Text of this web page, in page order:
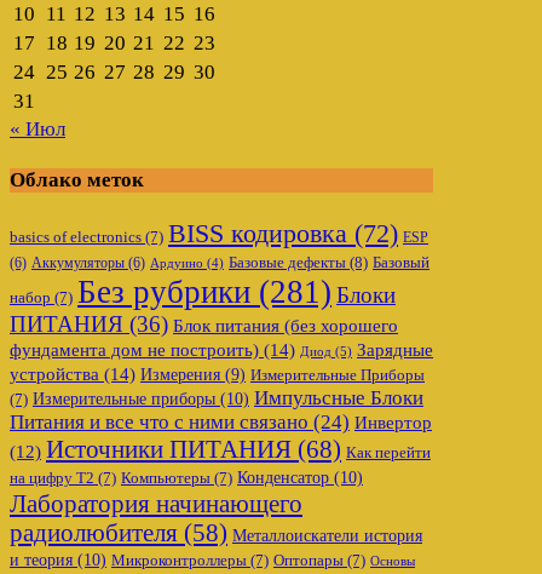
10 11 12 13 14 15 16
17 18 19 20 21 22 23
24 25 26 27 28 29 30
31
« Июл
Облако меток
basics of electronics (7) BISS кодировка (72) ESP
(6) Аккумуляторы (6) Ардуино (4) Базовые дефекты (8) Базовый
набор (7) Без рубрики (281) Блоки
ПИТАНИЯ (36) Блок питания (без хорошего
фундамента дом не построить) (14) Диод (5) Зарядные
устройства (14) Измерения (9) Измерительные Приборы
(7) Измерительные приборы (10) Импульсные Блоки
Питания и все что с ними связано (24) Инвертор
(12) Источники ПИТАНИЯ (68) Как перейти
на цифру Т2 (7) Компьютеры (7) Конденсатор (10)
Лаборатория начинающего
радиолюбителя (58) Металлоискатели история
и теория (10) Микроконтроллеры (7) Оптопары (7) Основы